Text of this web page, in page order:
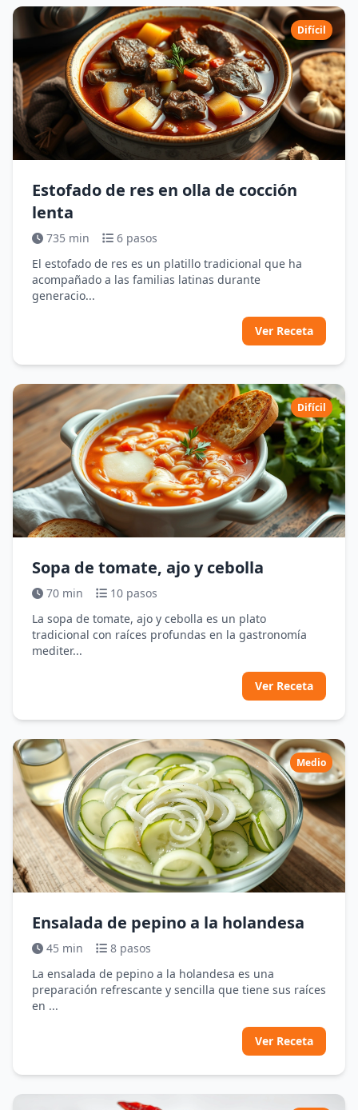
Difícil
Estofado de res en olla de cocción
lenta
735 min
6 pasos
El estofado de res es un platillo tradicional que ha
acompañado a las familias latinas durante
generacio...
Ver Receta
Difícil
Sopa de tomate, ajo y cebolla
70 min
10 pasos
La sopa de tomate, ajo y cebolla es un plato
tradicional con raíces profundas en la gastronomía
mediter...
Ver Receta
Medio
Ensalada de pepino a la holandesa
45 min
8 pasos
La ensalada de pepino a la holandesa es una
preparación refrescante y sencilla que tiene sus raíces
en ...
Ver Receta